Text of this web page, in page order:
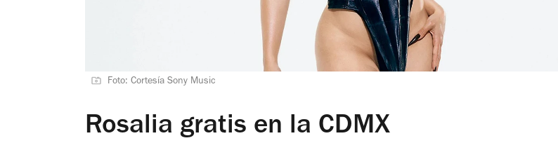
Foto: Cortesía Sony Music
Rosalia gratis en la CDMX